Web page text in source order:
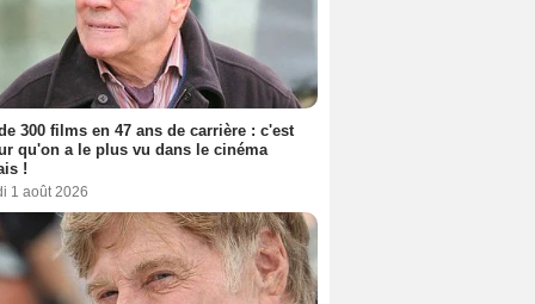
300 films en 47 ans de carrière : c'est
qu'on a le plus vu dans le cinéma
!
1 août 2026